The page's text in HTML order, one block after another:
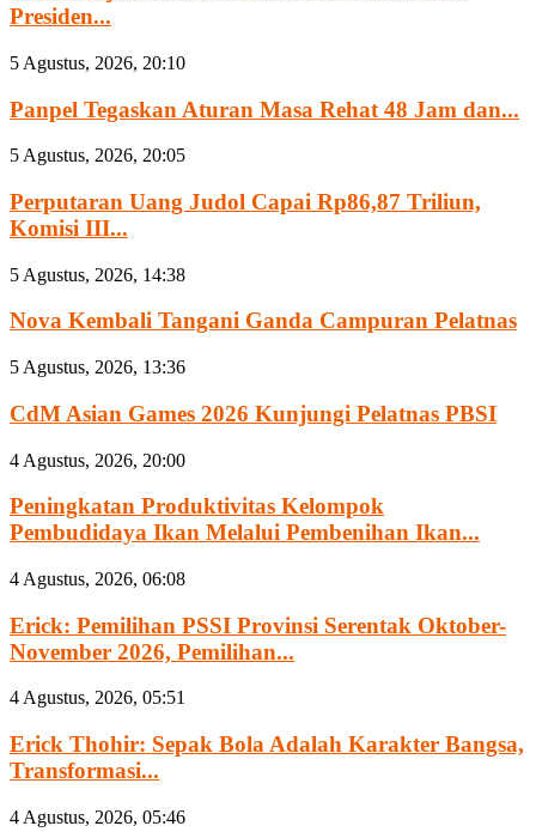
Presiden...
5 Agustus, 2026, 20:10
Panpel Tegaskan Aturan Masa Rehat 48 Jam dan...
5 Agustus, 2026, 20:05
Perputaran Uang Judol Capai Rp86,87 Triliun,
Komisi III...
5 Agustus, 2026, 14:38
Nova Kembali Tangani Ganda Campuran Pelatnas
5 Agustus, 2026, 13:36
CdM Asian Games 2026 Kunjungi Pelatnas PBSI
4 Agustus, 2026, 20:00
Peningkatan Produktivitas Kelompok
Pembudidaya Ikan Melalui Pembenihan Ikan...
4 Agustus, 2026, 06:08
Erick: Pemilihan PSSI Provinsi Serentak Oktober-
November 2026, Pemilihan...
4 Agustus, 2026, 05:51
Erick Thohir: Sepak Bola Adalah Karakter Bangsa,
Transformasi...
4 Agustus, 2026, 05:46